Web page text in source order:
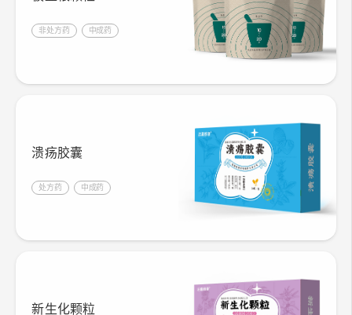
非处方药 中成药
溃疡胶囊
处方药 中成药
新生化颗粒